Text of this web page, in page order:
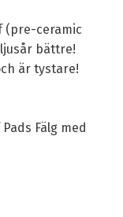
(pre-ceramic
bättre!
är tystare!
Fälg med